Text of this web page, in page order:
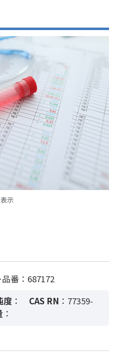
示
番：687172
度： CAS RN ：77359-
：